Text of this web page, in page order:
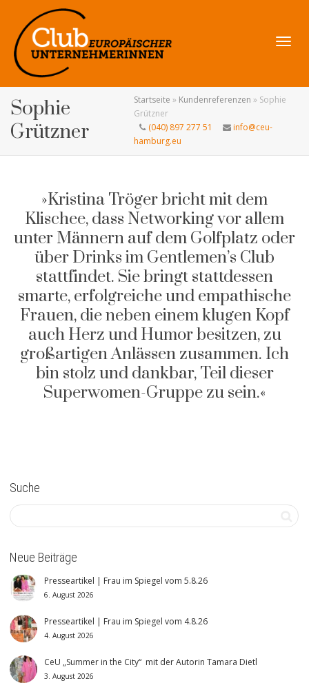
Sophie
Grützner
Startseite » Kundenreferenzen » Sophie
Grützner
(040) 897 277 51
info@ceu-
hamburg.eu
»Kristina Tröger bricht mit dem
Klischee, dass Networking vor allem
unter Männern auf dem Golfplatz oder
über Drinks im Gentlemen’s Club
stattfindet. Sie bringt stattdessen
smarte, erfolgreiche und empathische
Frauen, die neben einem klugen Kopf
auch Herz und Humor besitzen, zu
großartigen Anlässen zusammen. Ich
bin stolz und dankbar, Teil dieser
Superwomen-Gruppe zu sein.«
Suche
Neue Beiträge
Presseartikel | Frau im Spiegel vom 5.8.26
6. August 2026
Presseartikel | Frau im Spiegel vom 4.8.26
4. August 2026
CeU „Summer in the City“ mit der Autorin Tamara Dietl
3. August 2026